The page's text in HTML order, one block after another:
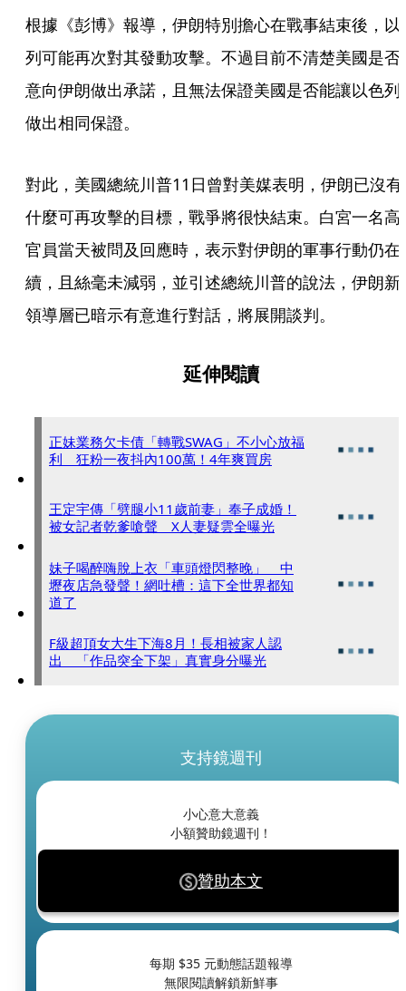
根據《彭博》報導，伊朗特別擔心在戰事結束後，以
列可能再次對其發動攻擊。不過目前不清楚美國是否
意向伊朗做出承諾，且無法保證美國是否能讓以色列
做出相同保證。
對此，美國總統川普11日曾對美媒表明，伊朗已沒有
什麼可再攻擊的目標，戰爭將很快結束。白宮一名高
官員當天被問及回應時，表示對伊朗的軍事行動仍在
續，且絲毫未減弱，並引述總統川普的說法，伊朗新
領導層已暗示有意進行對話，將展開談判。
延伸閱讀
正妹業務欠卡債「轉戰SWAG」不小心放福
利 狂粉一夜抖內100萬！4年爽買房
王定宇傳「劈腿小11歲前妻」奉子成婚！
被女記者乾爹嗆聲 X人妻疑雲全曝光
妹子喝醉嗨脫上衣「車頭燈閃整晚」 中
壢夜店急發聲！網吐槽：這下全世界都知
道了
F級超頂女大生下海8月！長相被家人認
出 「作品突全下架」真實身分曝光
支持鏡週刊
小心意大意義
小額贊助鏡週刊！
贊助本文
每期 $35 元動態話題報導
無限閱讀解鎖新鮮事